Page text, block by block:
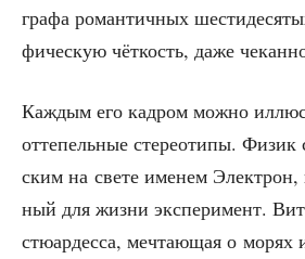
гра­фа роман­тич­ных
фи­че­скую чёт­кость, даже
Каж­дым его кад­ром мож­но
отте­пель­ные сте­рео­ти­пы.
ским на све­те име­нем
ный для жиз­ни экс­пе­ри­мент.
стю­ар­дес­са, меч­та­ю­щая о